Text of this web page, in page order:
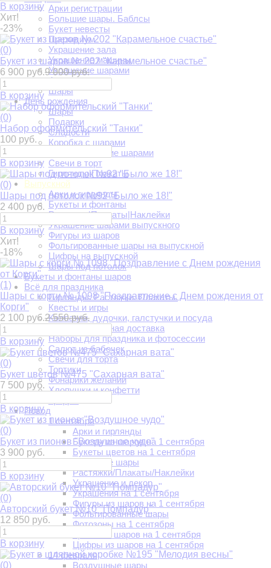
Арки регистрации
Большие шары. Баблсы
Букет невесты
Президиум
Украшение зала
Украшение машины
Украшение шарами
Фотозоны
Шары
День рождения
Шары
Подарки
Сладости
Коробка с шарами
Украшение шарами
Свечи в торт
Гирлянды|Плакаты
Выпускной
Арки и гирлянды
Букеты и фонтаны
Растяжки|Плакаты|Наклейки
Украшение шарами выпускного
Фигуры из шаров
Фольгированные шары на выпускной
Цифры на выпускной
Шары под потолок
Букеты и фонтаны шаров
Всё для праздника
Гирлянды. Растяжки. Плакаты.
Квесты и игры
Колпачки, дудочки, галстучки и посуда
Костюмированная доставка
Наборы для праздника и фотосессии
Салют из бабочек
Свечи для торта
Тортики
Фонарики желаний
Хлопушки и конфетти
Повод
1 сентября
Арки и гирлянды
Букеты из шаров на 1 сентября
Букеты цветов на 1 сентября
Гелиевые шары
Растяжки/Плакаты/Наклейки
Украшение и декор
Украшения на 1 сентября
Фигуры из шаров на 1 сентября
Фольгированные шары
Фотозоны на 1 сентября
Цветы из шаров на 1 сентября
Цифры из шаров на 1 сентября
14 февраля
Воздушные шары
В корзину
Хит!
-23%
(0)
Букет из шаров № 202 "Карамельное счастье"
6 900 руб.9 000 руб.
В корзину
(0)
Набор оформительский "Танки"
100 руб.
В корзину
(0)
Шары под потолок №92 "Было же 18!"
2 400 руб.
В корзину
Хит!
-18%
(1)
Шары с корги № 1098 "Поздравление с Днем рождения от
Корги"
2 100 руб.2 550 руб.
В корзину
(0)
Букет цветов №475 "Сахарная вата"
7 500 руб.
В корзину
(0)
Букет из пионов "Воздушное чудо"
3 900 руб.
В корзину
(0)
Авторский букет №10 "Помпадур"
12 850 руб.
В корзину
(0)